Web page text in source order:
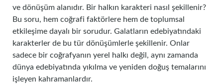
ve dönüşüm alanıdır. Bir halkın karakteri nasıl şekillenir?
Bu soru, hem coğrafi faktörlere hem de toplumsal
etkileşime dayalı bir sorudur. Galatların edebiyatındaki
karakterler de bu tür dönüşümlerle şekillenir. Onlar
sadece bir coğrafyanın yerel halkı değil, aynı zamanda
dünya edebiyatında yıkılma ve yeniden doğuş temalarını
işleyen kahramanlardır.